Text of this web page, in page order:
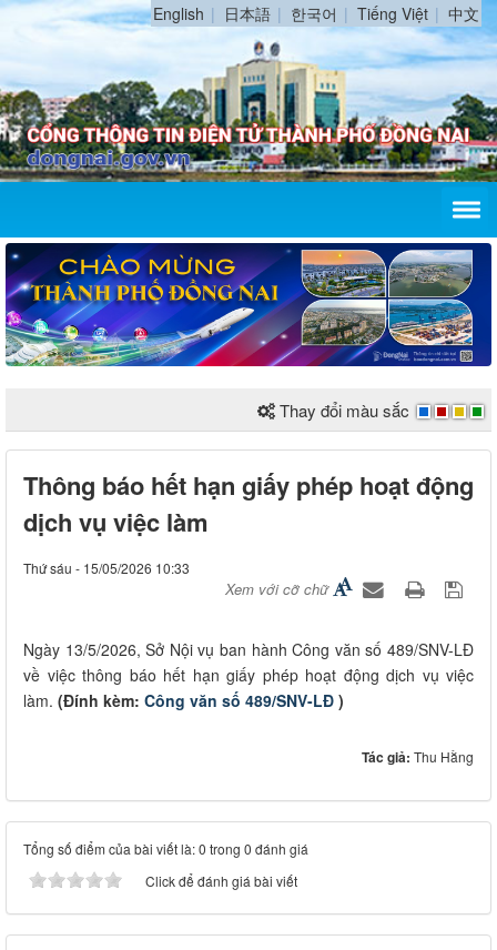
English 日本語 한국어 Tiếng Việt 中文
Thay đổi màu sắc
Thông báo hết hạn giấy phép hoạt động
dịch vụ việc làm
Thứ sáu - 15/05/2026 10:33
Xem với cỡ chữ
Ngày 13/5/2026, Sở Nội vụ ban hành Công văn số 489/SNV-LĐ
về việc thông báo hết hạn giấy phép hoạt động dịch vụ việc
làm. (Đính kèm: Công văn số 489/SNV-LĐ )
Tác giả: Thu Hằng
Tổng số điểm của bài viết là: 0 trong 0 đánh giá
Click để đánh giá bài viết